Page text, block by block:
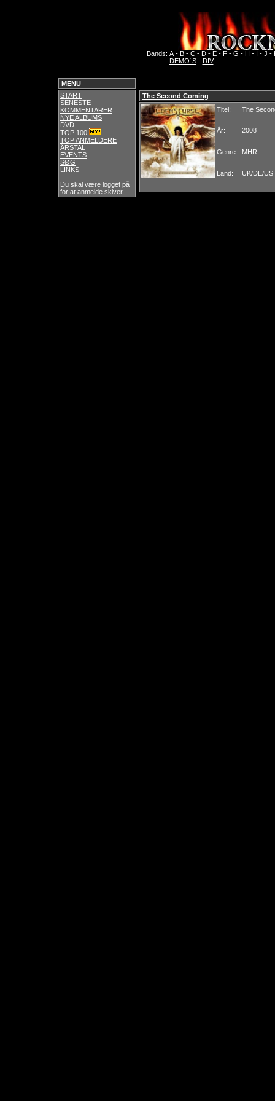
Bands: A- B- C- D- E- F- G - H - I - J -
DEMO´S- DIV
MENU
START
SENESTE
KOMMENTARER
NYE ALBUMS
DVD
TOP 100
TOP ANMELDERE
ÅRSTAL
EVENTS
SØG
LINKS
Du skal være logget på
for at anmelde skiver.
The Second Coming
Titel:
The
År: 2008
Genre: MHR
Land: UK/DE/US